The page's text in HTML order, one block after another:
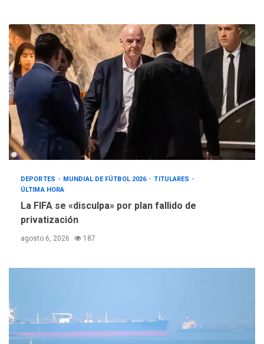
DEPORTES MUNDIAL DE FÚTBOL 2026
TITULARES
ÚLTIMA HORA
La FIFA se «disculpa» por plan fallido de
privatización
agosto 6, 2026 187